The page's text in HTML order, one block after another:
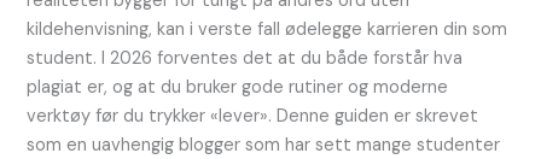
kildehenvisning, kan i verste fall ødelegge karrieren din som
student. I 2026 forventes det at du både forstår hva
plagiat er, og at du bruker gode rutiner og moderne
verktøy før du trykker «lever». Denne guiden er skrevet
som en uavhengig blogger som har sett mange studenter